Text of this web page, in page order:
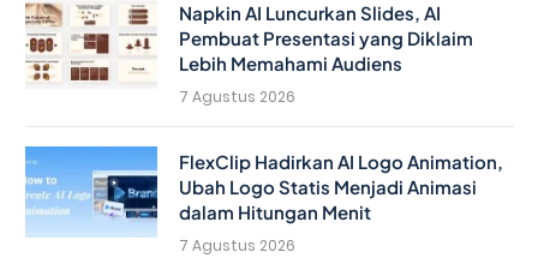
Napkin AI Luncurkan Slides, AI
Pembuat Presentasi yang Diklaim
Lebih Memahami Audiens
7 Agustus 2026
FlexClip Hadirkan AI Logo Animation,
Ubah Logo Statis Menjadi Animasi
dalam Hitungan Menit
7 Agustus 2026